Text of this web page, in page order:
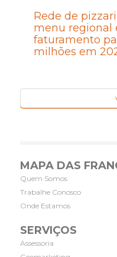
Rede de
menu regional
faturamento
milhões em
MAPA DAS
Quem Somos
Trabalhe Conosco
Onde Estamos
SERVIÇOS
Assessoria